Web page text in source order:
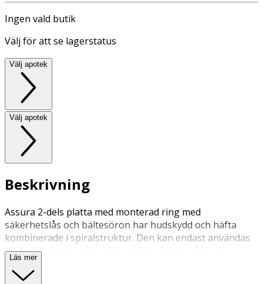
Ingen vald butik
Välj för att se lagerstatus
Välj apotek
Välj apotek
Beskrivning
Assura 2-dels platta med monterad ring med
säkerhetslås och bältesöron har hudskydd och häfta
kombinerade i spiralstruktur. Den kan endast användas
till Assura 2-dels påse, Assura Plus 2-dels påse och
Assura Plus 2-dels påse med Hide-away utlopp. Plattan
kan bäras med bälte.
Läs mer